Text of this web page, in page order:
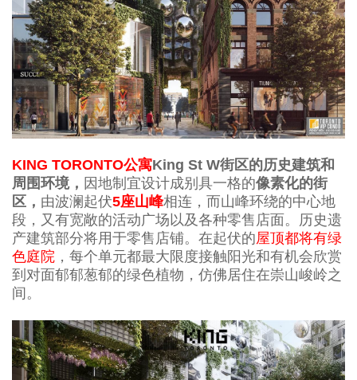
KING TORONTO公寓King St W街区的历史建筑和
周围环境， 因地制宜设计成别具一格的像素化的街
区， 由波澜起伏5座山峰相连， 而山峰环绕的中心地
段，又有宽敞的活动广场以及各种零售店面。历史遗
产建筑部分将用于零售店铺。在起伏的屋顶都将有绿
色庭院 ，每个单元都最大限度接触阳光和有机会欣赏
到对面郁郁葱郁的绿色植物，仿佛居住在崇山峻岭之
间。